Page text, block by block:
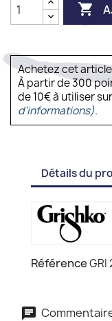

Achetez cet
À partir de 300
de 10€ à utiliser
d'informations).
Détails du
RéférenceGRI